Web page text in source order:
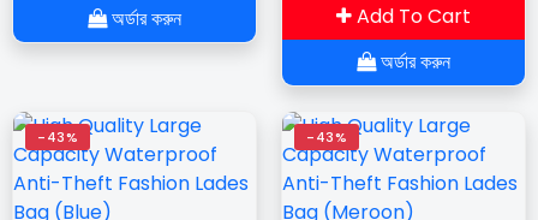
অর্ডার করুন
Add To Cart
অর্ডার করুন
-43% -43%